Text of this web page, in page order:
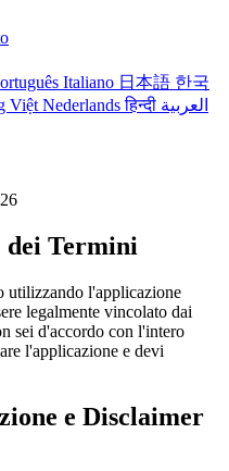
Italiano 日本語 한국
Việt Nederlandsहिन्दी العربية
dei Termini
utilizzando l'applicazione
legalmente vincolato dai
sei d'accordo con l'intero
l'applicazione e devi
e Disclaimer